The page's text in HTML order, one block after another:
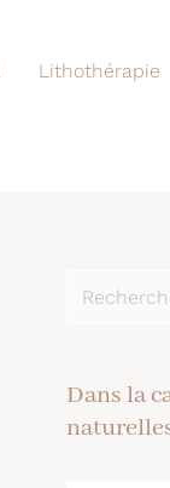
Lithothérapie
Dans la